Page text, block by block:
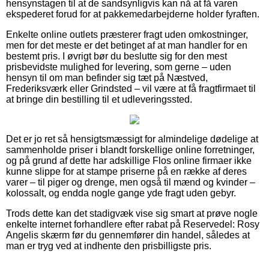
hensynstagen til at de sandsynligvis kan nå at få varen
ekspederet forud for at pakkemedarbejderne holder fyraften.
Enkelte online outlets præsterer fragt uden omkostninger,
men for det meste er det betinget af at man handler for en
bestemt pris. I øvrigt bør du beslutte sig for den mest
prisbevidste mulighed for levering, som gerne – uden
hensyn til om man befinder sig tæt på Næstved,
Frederiksværk eller Grindsted – vil være at få fragtfirmaet til
at bringe din bestilling til et udleveringssted.
Det er jo ret så hensigtsmæssigt for almindelige dødelige at
sammenholde priser i blandt forskellige online forretninger,
og på grund af dette har adskillige Flos online firmaer ikke
kunne slippe for at stampe priserne på en række af deres
varer – til piger og drenge, men også til mænd og kvinder –
kolossalt, og endda nogle gange yde fragt uden gebyr.
Trods dette kan det stadigvæk vise sig smart at prøve nogle
enkelte internet forhandlere efter rabat på Reservedel: Rosy
Angelis skærm før du gennemfører din handel, således at
man er tryg ved at indhente den prisbilligste pris.